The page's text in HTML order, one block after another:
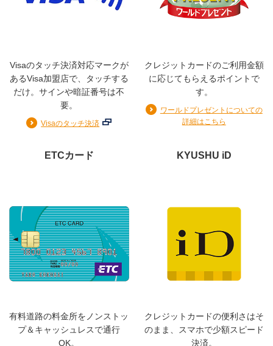
Visa
◆年間300万円までのお買物安心保険
◆空港ラウンジサービス
◆ドクターコール２４（健康相談窓口）
◆ゴールドデスク（会員専用インフォメーション窓口）
毎月15日締め翌月10日払い
Visaのタッチ決済対応マークが
あるVisa加盟店で、タッチする
だけ。サインや暗証番号は不
要。
Visaのタッチ決済
クレジットカードのご利用金額
に応じてもらえるポイントで
す。
ワールドプレゼントについての
詳細はこちら
ETCカード
有料道路の料金所をノンストッ
プ＆キャッシュレスで通行
OK。
KYUSHU iD
クレジットカードの便利さはそ
のまま、スマホで少額スピード
決済。